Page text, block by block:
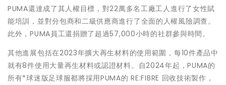
PUMA還達成了其人權目標，對22萬多名工廠工人進行了女性賦
能培訓，並對分包商和二級供應商進行了全面的人權風險調查。
此外，PUMA員工還捐贈了超過57,000小時的社群參與時間。
其他進展包括在2023年擴大再生材料的使用範圍，每10件產品中
就有8件使用大量再生材料或認證材料。自2024年起，PUMA的
所有*球迷版足球服都將採用PUMA的 RE:FIBRE 回收技術製作，